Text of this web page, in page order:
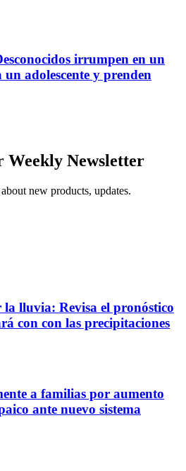
irrumpen en un
adolescente y prenden
Weekly Newsletter
new products, updates.
la lluvia: Revisa el pronóstico
con con las precipitaciones
a familias por aumento
ante nuevo sistema